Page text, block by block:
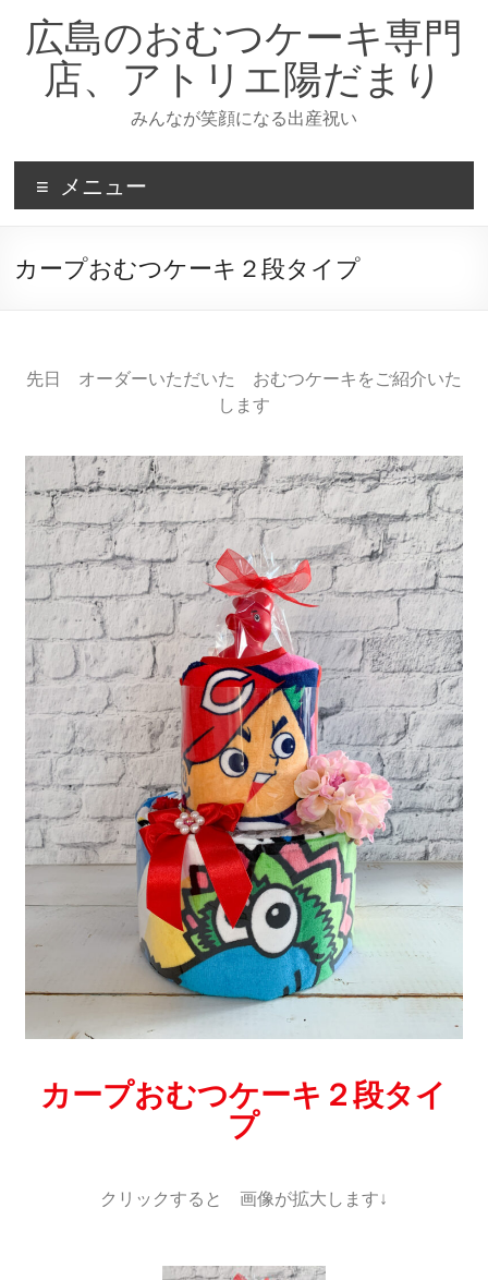
広島のおむつケーキ専門
店、アトリエ陽だまり
みんなが笑顔になる出産祝い
メニュー
カープおむつケーキ２段タイプ
先日 オーダーいただいた おむつケーキをご紹介いた
します
カープおむつケーキ２段タイ
プ
クリックすると 画像が拡大します↓